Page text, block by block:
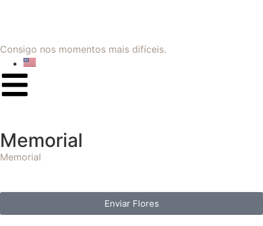
Consigo nos momentos mais difíceis.
Memorial
Memorial
Enviar Flores